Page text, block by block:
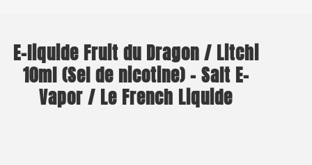
E-liquide Fruit du Dragon / Litchi
10ml (Sel de nicotine) – Salt E-
Vapor / Le French Liquide